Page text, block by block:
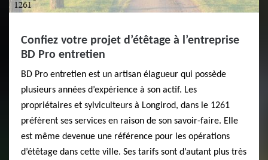
Confiez votre projet d’étêtage à l’entreprise
BD Pro entretien
BD Pro entretien est un artisan élagueur qui possède
plusieurs années d’expérience à son actif. Les
propriétaires et sylviculteurs à Longirod, dans le 1261
préfèrent ses services en raison de son savoir-faire. Elle
est même devenue une référence pour les opérations
d’étêtage dans cette ville. Ses tarifs sont d’autant plus très